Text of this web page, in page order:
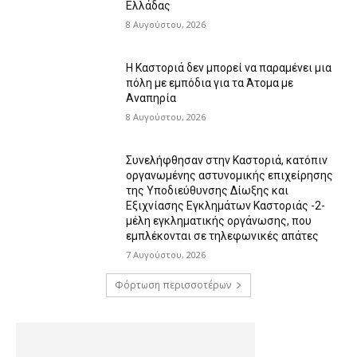
Ελλάδας
8 Αυγούστου, 2026
Η Καστοριά δεν μπορεί να παραμένει μια
πόλη με εμπόδια για τα Άτομα με
Αναπηρία
8 Αυγούστου, 2026
Συνελήφθησαν στην Καστοριά, κατόπιν
οργανωμένης αστυνομικής επιχείρησης
της Υποδιεύθυνσης Δίωξης και
Εξιχνίασης Εγκλημάτων Καστοριάς -2-
μέλη εγκληματικής οργάνωσης, που
εμπλέκονται σε τηλεφωνικές απάτες
7 Αυγούστου, 2026
Φόρτωση περισσοτέρων